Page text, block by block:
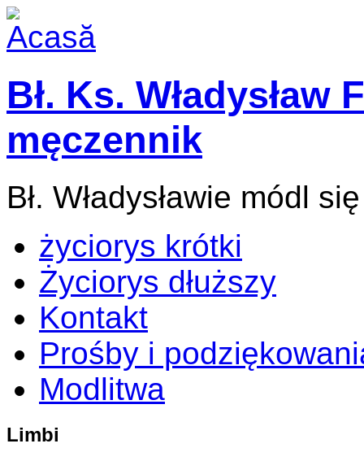
Bł. Ks. Władysław
męczennik
Bł. Władysławie módl
życiorys krótki
Życiorys dłuższy
Kontakt
Prośby i
Modlitwa
Limbi